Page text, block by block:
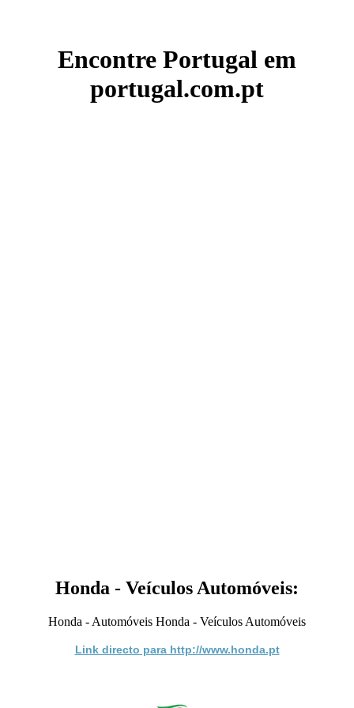
Encontre Portugal em
portugal.com.pt
Honda - Veículos Automóveis:
Honda - Automóveis Honda - Veículos Automóveis
Link directo para http://www.honda.pt